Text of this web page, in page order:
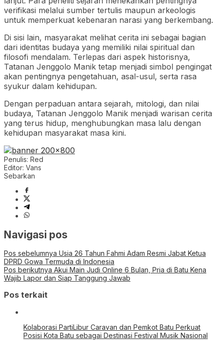
verifikasi melalui sumber tertulis maupun arkeologis
untuk memperkuat kebenaran narasi yang berkembang.
Di sisi lain, masyarakat melihat cerita ini sebagai bagian
dari identitas budaya yang memiliki nilai spiritual dan
filosofi mendalam. Terlepas dari aspek historisnya,
Tatanan Jenggolo Manik tetap menjadi simbol pengingat
akan pentingnya pengetahuan, asal-usul, serta rasa
syukur dalam kehidupan.
Dengan perpaduan antara sejarah, mitologi, dan nilai
budaya, Tatanan Jenggolo Manik menjadi warisan cerita
yang terus hidup, menghubungkan masa lalu dengan
kehidupan masyarakat masa kini.
Penulis: Red
Editor: Vans
Sebarkan
Navigasi pos
Pos sebelumnya Usia 26 Tahun Fahmi Adam Resmi Jabat Ketua
DPRD Gowa Termuda di Indonesia
Pos berikutnya Akui Main Judi Online 6 Bulan, Pria di Batu Kena
Wajib Lapor dan Siap Tanggung Jawab
Pos terkait
Kolaborasi PartiLibur Caravan dan Pemkot Batu Perkuat
Posisi Kota Batu sebagai Destinasi Festival Musik Nasional